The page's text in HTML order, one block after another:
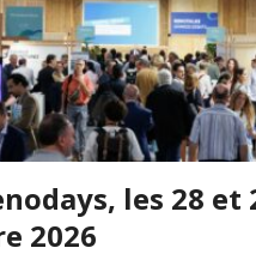
les 28 et
2026